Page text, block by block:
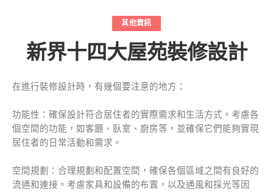
其他資訊
新界十四大屋苑裝修設計
在進行裝修設計時，有幾個要注意的地方：
功能性：確保設計符合居住者的實際需求和生活方式。考慮各
個空間的功能，如客廳、臥室、廚房等，並確保它們能夠實現
居住者的日常活動和需求。
空間規劃：合理規劃和配置空間，確保各個區域之間有良好的
流通和連接。考慮家具和設備的布置，以及通風和採光等因